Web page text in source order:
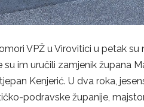
VPŽ u Virovitici u petak
im uručili zamjenik župana
Kenjerić. U dva roka,
podravske županije,